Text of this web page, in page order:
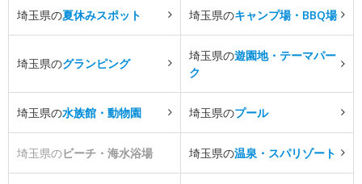
埼玉県の夏休みスポット 埼玉県のキャンプ場・BBQ場
埼玉県のグランピング
埼玉県の遊園地・テーマパー
ク
埼玉県の水族館・動物園 埼玉県のプール
埼玉県のビーチ・海水浴場 埼玉県の温泉・スパリゾート